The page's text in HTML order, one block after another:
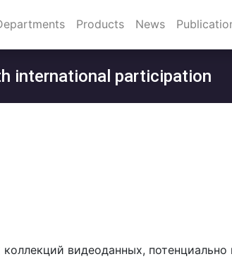
Products News
international participation
видеоданных,